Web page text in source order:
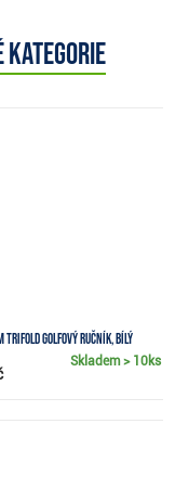
kategorie
Trifold golfový ručník, bílý
Skladem> 10ks